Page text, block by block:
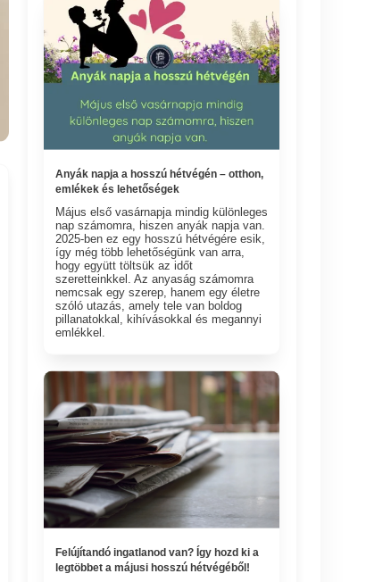
Anyák napja a hosszú hétvégén – otthon,
emlékek és lehetőségek
Május első vasárnapja mindig különleges
nap számomra, hiszen anyák napja van.
2025-ben ez egy hosszú hétvégére esik,
így még több lehetőségünk van arra,
hogy együtt töltsük az időt
szeretteinkkel. Az anyaság számomra
nemcsak egy szerep, hanem egy életre
szóló utazás, amely tele van boldog
pillanatokkal, kihívásokkal és megannyi
emlékkel.
Felújítandó ingatlanod van? Így hozd ki a
legtöbbet a májusi hosszú hétvégéből!